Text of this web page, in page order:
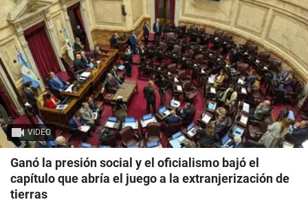
VIDEO
Ganó la presión social y el oficialismo bajó el
capítulo que abría el juego a la extranjerización de
tierras